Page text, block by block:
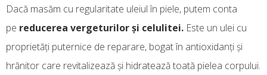
Dacă masăm cu regularitate uleiul în piele, putem conta
pe reducerea vergeturilor și celulitei. Este un ulei cu
proprietăți puternice de reparare, bogat în antioxidanți și
hrănitor care revitalizează și hidratează toată pielea corpului.